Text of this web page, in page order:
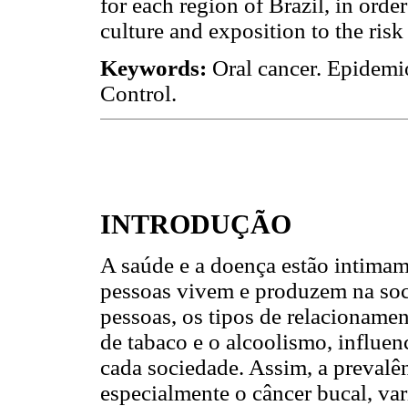
culture and exposition to the
Keywords: Oral cancer.
Control.
INTRODUÇÃO
A saúde e a doença estão
pessoas vivem e produzem na
pessoas, os tipos de
de tabaco e o alcoolismo,
cada sociedade. Assim, a
especialmente o câncer bucal,